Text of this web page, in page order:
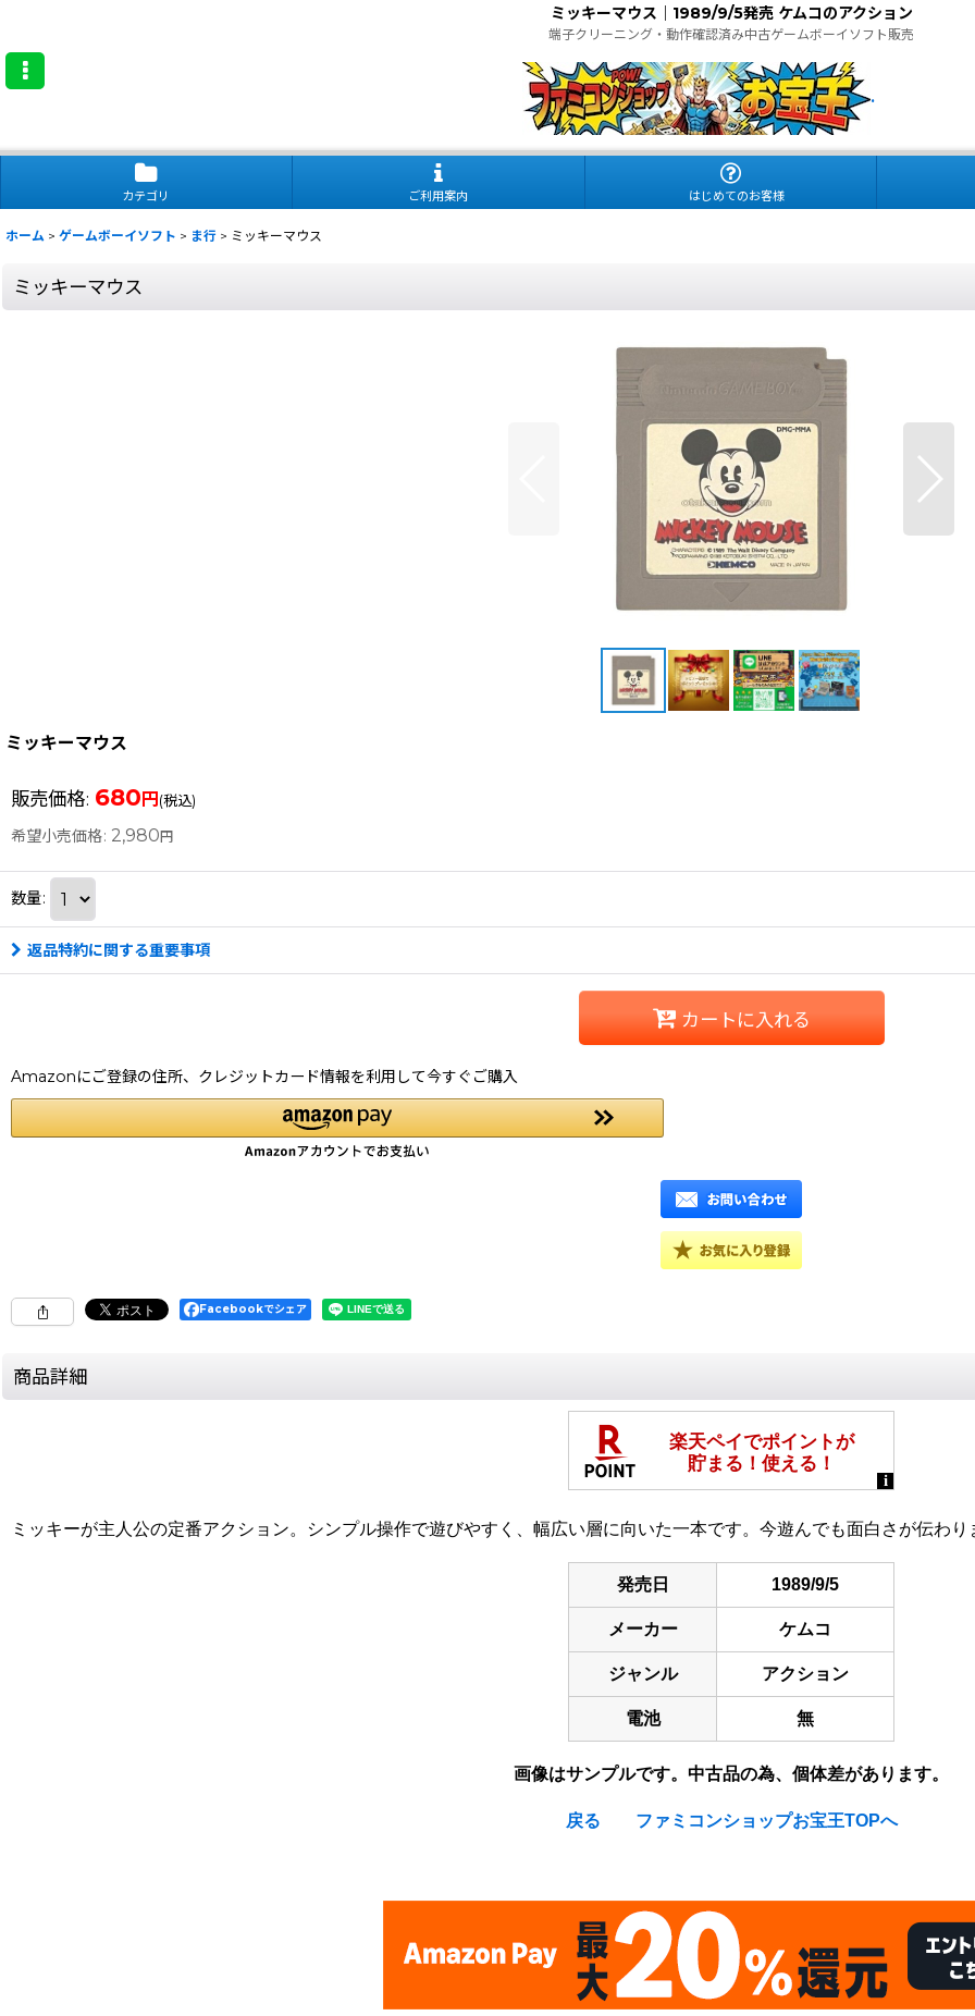
ミッキーマウス｜1989/9/5発売 ケムコのアクション
端子クリーニング・動作確認済み中古ゲームボーイソフト販売
.
カテゴリ ご利用案内 はじめてのお客様
ホーム > ゲームボーイソフト > ま行 > ミッキーマウス
ミッキーマウス
ミッキーマウス
販売価格: 680 円 (税込)
希望小売価格: 2,980 円
数量:
返品特約に関する重要事項
カートに入れる
Amazonにご登録の住所、クレジットカード情報を利用して今すぐご購入
Facebookでシェア
商品詳細
ミッキーが主人公の定番アクション。シンプル操作で遊びやすく、幅広い層に向いた一本です。今遊んでも面白さが伝わり
発売日 1989/9/5
メーカー ケムコ
ジャンル アクション
電池 無
画像はサンプルです。中古品の為、個体差があります。
戻る ファミコンショップお宝王TOPへ